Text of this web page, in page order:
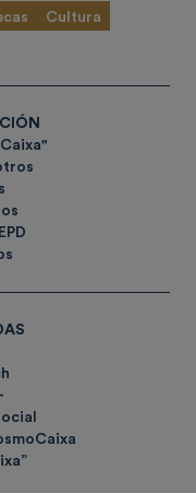
Cultura